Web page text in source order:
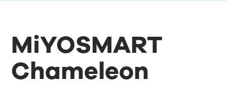
MiYOSMART
Chameleon